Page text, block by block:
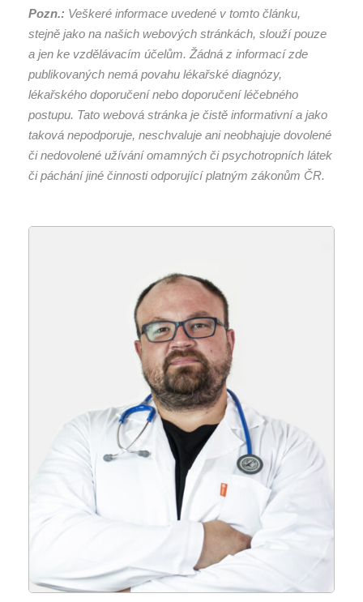
Pozn.: Veškeré informace uvedené v tomto článku,
stejně jako na našich webových stránkách, slouží pouze
a jen ke vzdělávacím účelům. Žádná z informací zde
publikovaných nemá povahu lékařské diagnózy,
lékařského doporučení nebo doporučení léčebného
postupu. Tato webová stránka je čistě informativní a jako
taková nepodporuje, neschvaluje ani neobhajuje dovolené
či nedovolené užívání omamných či psychotropních látek
či páchání jiné činnosti odporující platným zákonům ČR.